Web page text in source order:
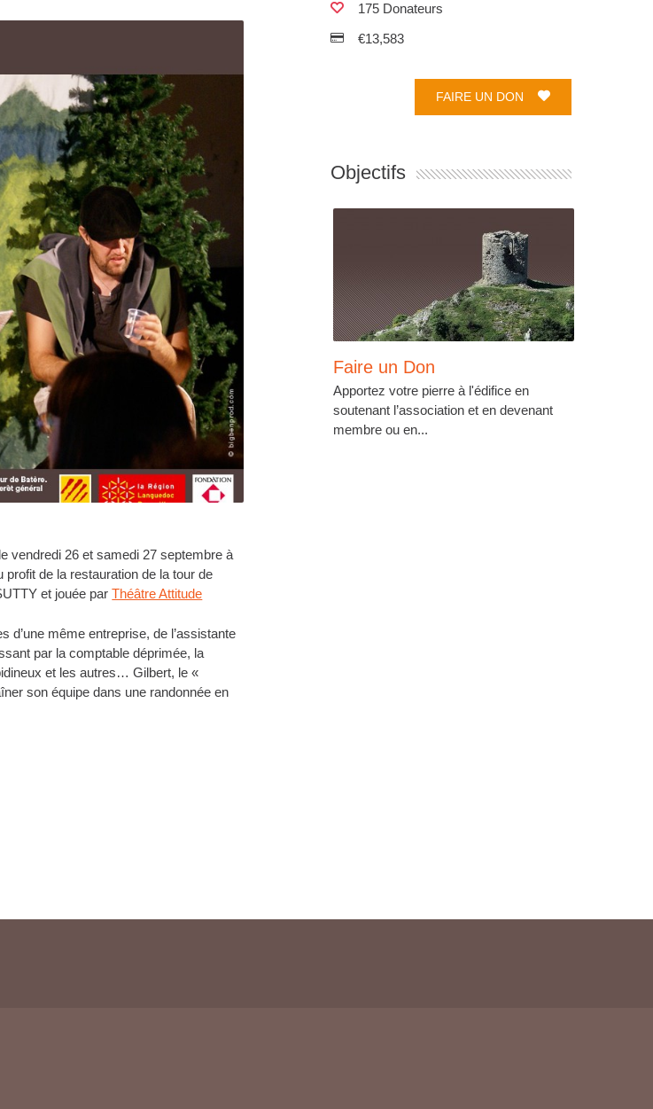
le vendredi 26 et samedi 27 septembre à
de la restauration de la tour de
et jouée parThéâtre Attitude
d’une même entreprise, de l’assistante
par la comptable déprimée, la
et les autres… Gilbert, le «
son équipe dans une randonnée en
175 Donateurs
€13,583
FAIRE UN DON
Objectifs
Faire un Don
Apportez votre pierre à l'édifice en
soutenant l’association et en devenant
membre ou en...